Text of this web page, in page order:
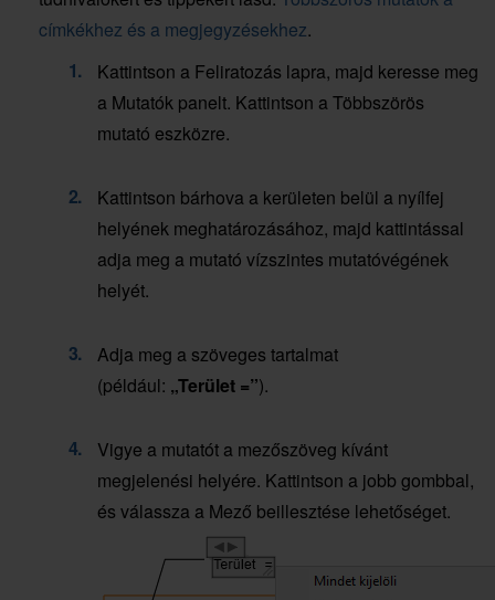
címkékhez és a megjegyzésekhez.
Kattintson a Feliratozás lapra, majd keresse meg
a Mutatók panelt. Kattintson a Többszörös
mutató eszközre.
Kattintson bárhova a kerületen belül a nyílfej
helyének meghatározásához, majd kattintással
adja meg a mutató vízszintes mutatóvégének
helyét.
Adja meg a szöveges tartalmat
(például: „Terület =”).
Vigye a mutatót a mezőszöveg kívánt
megjelenési helyére. Kattintson a jobb gombbal,
és válassza a Mező beillesztése lehetőséget.